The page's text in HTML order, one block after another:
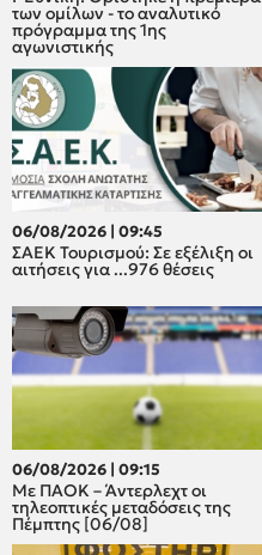
των ομίλων - το αναλυτικό
πρόγραμμα της 1ης
αγωνιστικής
06/08/2026 | 09:45
ΣΑΕΚ Τουρισμού: Σε εξέλιξη οι
αιτήσεις για ...976 θέσεις
06/08/2026 | 09:15
Με ΠΑΟΚ – Άντερλεχτ οι
τηλεοπτικές μεταδόσεις της
Πέμπτης [06/08]